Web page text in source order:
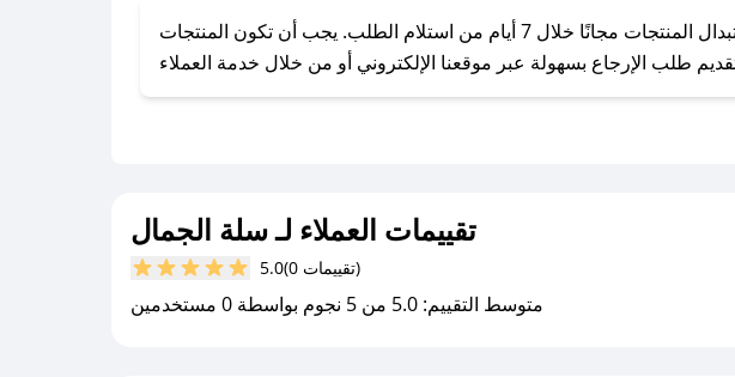
يحرص سلة الجمال على توفير تجربة تسوق آمنة ومريحة لعملائه، حيث يمكنك استرجاع أو استبدال المنتجات مجانًا خلال 7 أيام من استلام الطلب. يجب أن تكون المنتجات
تقييمات العملاء لـ سلة الجمال
5.0 (0 تقييمات)
متوسط التقييم: 5.0 من 5 نجوم بواسطة 0 مستخدمين